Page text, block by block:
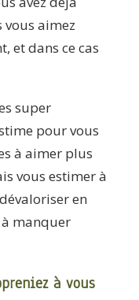
aimez
et dans ce cas
super
pour vous
à aimer plus
vous estimer à
en
manquer
à vous